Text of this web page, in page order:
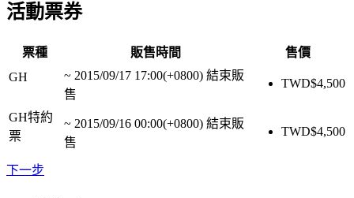
活動票券
票種 販售時間
售價
GH
~ 2015/09/17 17:00(+0800) 結束販
售
TWD$4,500
GH特約
票
~ 2015/09/16 00:00(+0800) 結束販
售
TWD$4,500
下一步